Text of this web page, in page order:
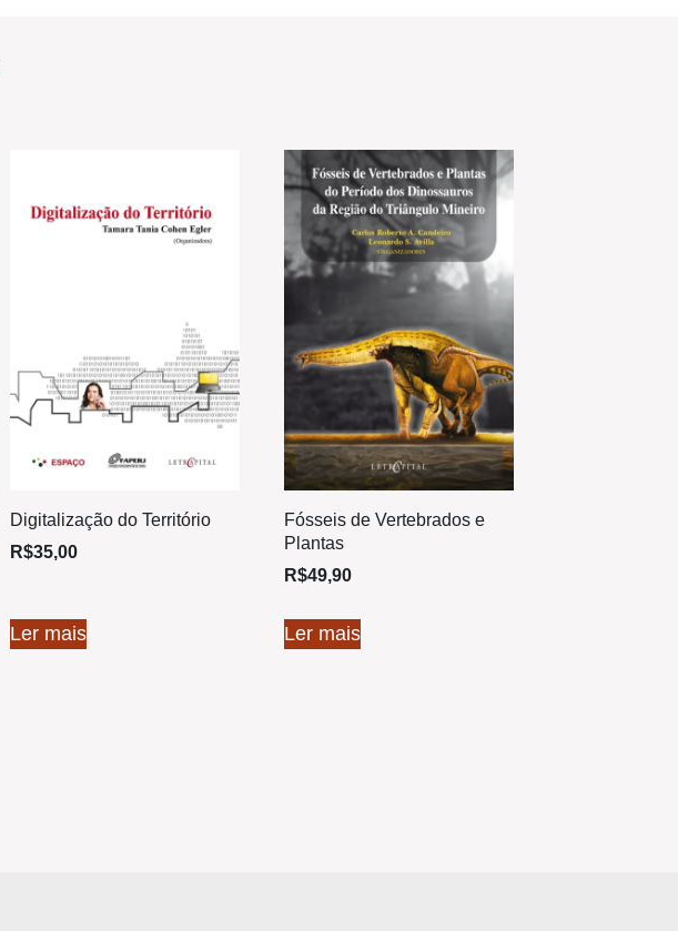
Digitalização do Território
R$35,00
Ler mais
Fósseis de Vertebrados e
Plantas
R$49,90
Ler mais